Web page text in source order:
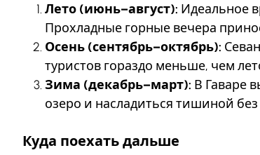
Лето (июнь–август): Идеальное
Прохладные горные вечера
Осень (сентябрь–октябрь):
туристов гораздо меньше, чем
Зима (декабрь–март): В Гаваре
озеро и насладиться тишиной
Куда поехать дальше